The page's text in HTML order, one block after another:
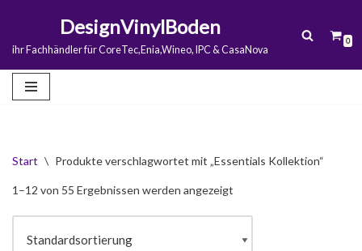
Zum
springen
DesignVinylBoden
ihr Fachhändler für CoreTec,Enia,Wineo, IPC & CasaNova
0
Start \ Produkte verschlagwortet mit „Essentials Kollektion“
1–12 von 55 Ergebnissen werden angezeigt